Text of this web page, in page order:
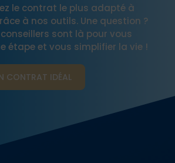
le contrat le plus adapté à
à nos outils. Une question ?
sont là pour vous
étape et vous simplifier la vie !
CONTRAT​ IDÉAL